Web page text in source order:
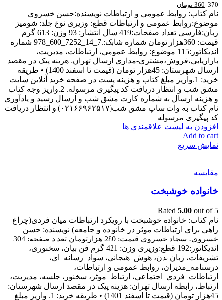
370
360 تومان
نام کتاب: روابط عمومی و ارتباطات نويسنده:حسن خسروی
موضوع:روابط عمومی و ارتباطات قطع: وزیری نوع جلد: شومیز
زبان:فارسی تعداد صفحات:419 سال انتشار: 93 وزن: 613 گرم
قیمت: 360هزار تومان شماره شابک:.7_14_7252_600_978 شماره
اندیکاتور:115 موضوع: روابط عمومی، ارتباطات، مدیریت،
بازاریابی،فروش،مشتری-مداری ارسال تهران: هزینه پیک در مقصد
ارسال شهرستان: 45هزار تومان (قیمت تا اسفند 1400) • طریقه
خرید: 1.واریز مبلغ کتاب و هزینه پست در صفحه خرید آنلاین سایت
مشق شب و انتظار دریافت کد پیگیری مرسوله. 2.واریز وجه کتاب
و هزینه ارسال به شماره کارت مشق شب و ارسال رسید و یادآوری
نام کتاب به وات ساپ مشق شب(۰۲۱۶۶۹۶۲۵۱۷) و انتظار دریافت
کد پیگیری مرسوله
افزودن به لیست علاقمندی ها
Add to cart
نمایش سریع
مقایسه
خانواده خوشبخت
Rated 5.00 out of 5
نام کتاب: خانواده خوشبخت با رویکرد ارتباطات میان فردی(چراغ
راهی برای ارتباطات موثر در خانواده و جامعه) نویسنده: حسن
خسروی، سجاد خسروی قیمت: 280 هزارتومان تعداد صفحه: 304
اندیکاتور:192 قطع:وزیری وزن: 421 گرم فن بیان، سخنوری،
تشریفات، زبان بدن، هوش_هیجانی، سواد_رسانه_ای،
درسنامه_مدیران، روابط عمومی و ارتباطات،
ارتباطات_فردی_اجتماعی، ارتباط_موثر، سخنور، جلسه، مدیریت،
ارتباط، رابطه ارسال تهران: هزینه پیک در مقصد ارسال شهرستان:
45هزار تومان (قیمت تا اسفند 1401) • طریقه خرید: 1. واریز مبلغ